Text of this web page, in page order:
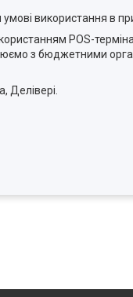
використання в
POS-
з бюджетними
Делівері.